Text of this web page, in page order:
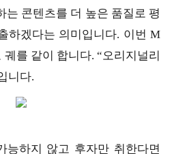
는 콘텐츠를 더 높은 품질로 평
하겠다는 의미입니다. 이번 M
를 같이 합니다. “오리지널리
니다.
능하지 않고 후자만 취한다면